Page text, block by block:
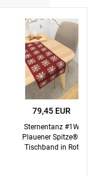
79,45 EUR
Sternentanz #1W
Plauener Spitze® -
Tischband in Rot